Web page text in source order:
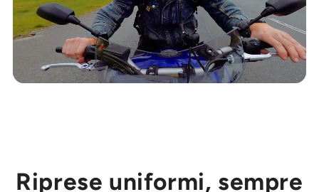
Riprese uniformi, sempre